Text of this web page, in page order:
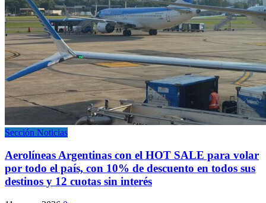
Sección Noticias
Aerolíneas Argentinas con el HOT SALE para volar
por todo el país, con 10% de descuento en todos sus
destinos y 12 cuotas sin interés